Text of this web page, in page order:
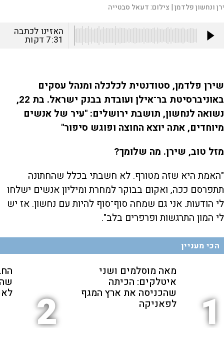
ונחשון פלדמן | צילום:דעאל סבטייה
האזינו לכתבה
7:31 דקות
שירן פלדמן, סטודנטית לכלכלה ומנהל עסקים
באוניברסיטת בר־אילן ועובדת בבנק ישראל. בת 22,
נשואה לנחשון, תושבת ירושלים: "עיר של אנשים
מיוחדים, אתה יוצא החוצה ופוגש סיפור"
מזל טוב, שירן. מה שלומך?
"האמת היא שזה מטורף. לא חשבתי בכלל שהחתונה
תתפרסם ככה, ואקום בבוקר למחרת ומיליון אנשים ישלחו
לי הודעות. אני גם שמחה סוף־סוף להיות עם נחשון. אז יש
לי המון התרגשות ופרפרים בלב".
הכי מעניין
1
מאה מוסלמים ושני
איטלקים: הכיתה
שהכניסה את ארץ המגף
לפאניקה 2